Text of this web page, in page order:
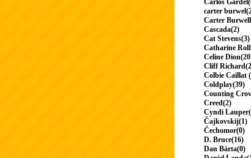
Carlos
carter
Carter
Cascada(2)
Cat Stevens(3)
Catharine
Celine
Cliff
Colbie Caillat
Coldplay(39)
Counting
Creed(2)
Cyndi
Čajkovskij(1)
Čechomor(0)
D. Bruce(16)
Dan Bárta(0)